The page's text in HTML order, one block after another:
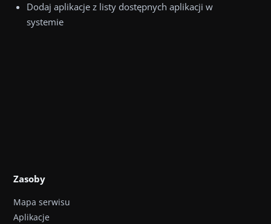
Dodaj aplikacje z listy dostępnych aplikacji w
systemie
Zasoby
Mapa serwisu
Aplikacje